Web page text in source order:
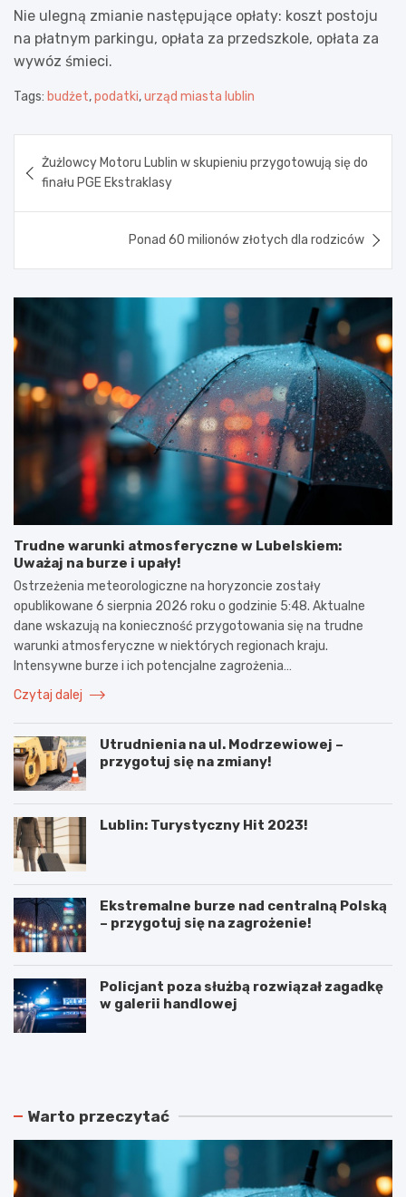
Nie ulegną zmianie następujące opłaty: koszt postoju
na płatnym parkingu, opłata za przedszkole, opłata za
wywóz śmieci.
Tags: budżet,podatki,urząd miasta lublin
wpisu
Żużlowcy Motoru Lublin w skupieniu przygotowują się do
finału PGE Ekstraklasy
Ponad 60 milionów złotych dla rodziców
Trudne warunki atmosferyczne w Lubelskiem:
Uważaj na burze i upały!
Ostrzeżenia meteorologiczne na horyzoncie zostały
opublikowane 6 sierpnia 2026 roku o godzinie 5:48. Aktualne
dane wskazują na konieczność przygotowania się na trudne
warunki atmosferyczne w niektórych regionach kraju.
Intensywne burze i ich potencjalne zagrożenia…
Czytaj dalej
Utrudnienia na ul. Modrzewiowej –
przygotuj się na zmiany!
Lublin: Turystyczny Hit 2023!
Ekstremalne burze nad centralną Polską
– przygotuj się na zagrożenie!
Policjant poza służbą rozwiązał zagadkę
w galerii handlowej
N
o
a
P
j
o
Warto przeczytać